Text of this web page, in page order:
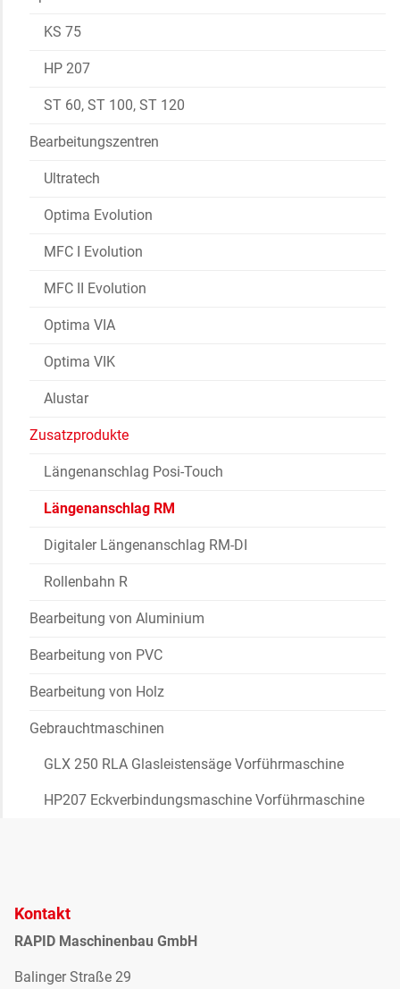
KS 75
HP 207
ST 60, ST 100, ST 120
Bearbeitungszentren
Ultratech
Optima Evolution
MFC I Evolution
MFC II Evolution
Optima VIA
Optima VIK
Alustar
Zusatzprodukte
Längenanschlag Posi-Touch
Längenanschlag RM
Digitaler Längenanschlag RM-DI
Rollenbahn R
Bearbeitung von Aluminium
Bearbeitung von PVC
Bearbeitung von Holz
Gebrauchtmaschinen
GLX 250 RLA Glasleistensäge Vorführmaschine
HP207 Eckverbindungsmaschine Vorführmaschine
Kontakt
RAPID Maschinenbau GmbH
Balinger Straße 29